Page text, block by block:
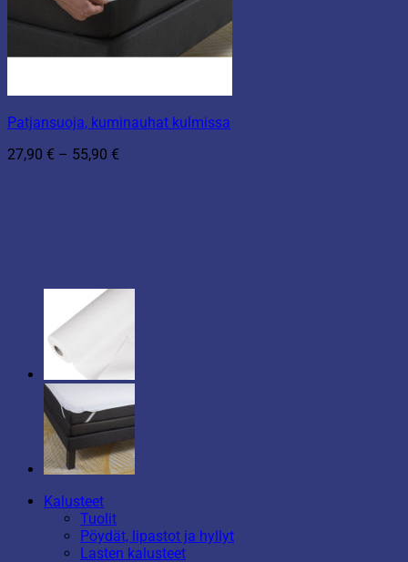
Patjansuoja, kuminauhat kulmissa
27,90 € – 55,90 €
Kalusteet
Tuolit
Pöydät, lipastot ja hyllyt
Lasten kalusteet